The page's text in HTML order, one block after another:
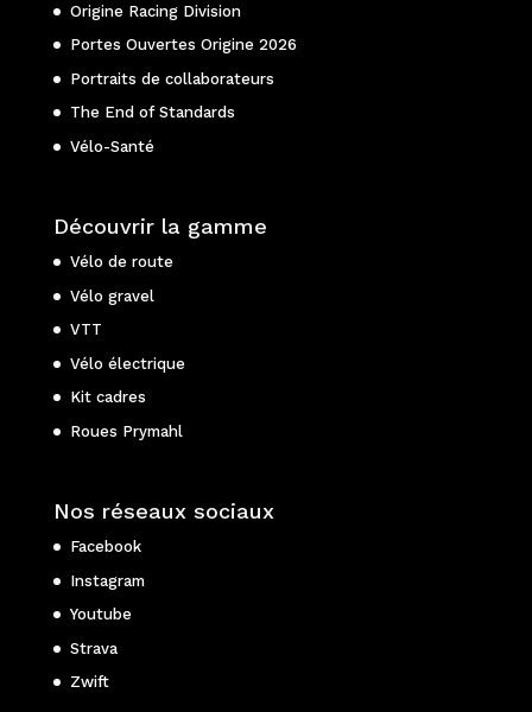
Origine Racing Division
Portes Ouvertes Origine 2026
Portraits de collaborateurs
The End of Standards
Vélo-Santé
Découvrir la gamme
Vélo de route
Vélo gravel
VTT
Vélo électrique
Kit cadres
Roues Prymahl
Nos réseaux sociaux
Facebook
Instagram
Youtube
Strava
Zwift